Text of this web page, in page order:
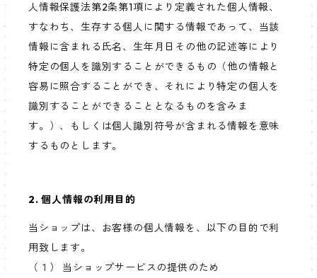
人情報保護法第2条第1項により定義された個人情報、
すなわち、生存する個人に関する情報であって、当該
情報に含まれる氏名、生年月日その他の記述等により
特定の個人を識別することができるもの（他の情報と
容易に照合することができ、それにより特定の個人を
識別することができることとなるものを含みま
す。）、もしくは個人識別符号が含まれる情報を意味
するものとします。
2. 個人情報の利用目的
当ショップは、お客様の個人情報を、以下の目的で利
用致します。
（１） 当ショップサービスの提供のため